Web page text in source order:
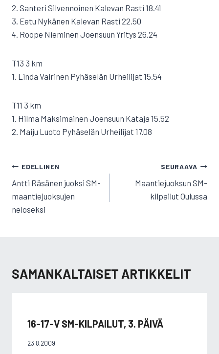
2. Santeri Silvennoinen Kalevan Rasti 18.41
3. Eetu Nykänen Kalevan Rasti 22.50
4. Roope Nieminen Joensuun Yritys 26.24
T13 3 km
1. Linda Vairinen Pyhäselän Urheilijat 15.54
T11 3 km
1. Hilma Maksimainen Joensuun Kataja 15.52
2. Maiju Luoto Pyhäselän Urheilijat 17.08
ARTIKKELIEN
SELAUS
EDELLINEN
Antti Räsänen juoksi SM-
maantiejuoksujen
neloseksi
SEURAAVA
Maantiejuoksun SM-
kilpailut Oulussa
SAMANKALTAISET ARTIKKELIT
16-17-V SM-KILPAILUT, 3. PÄIVÄ
23.8.2009